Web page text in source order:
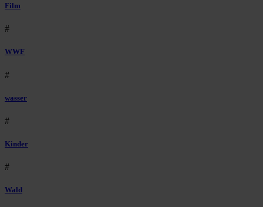
Film
#
WWF
#
wasser
#
Kinder
#
Wald